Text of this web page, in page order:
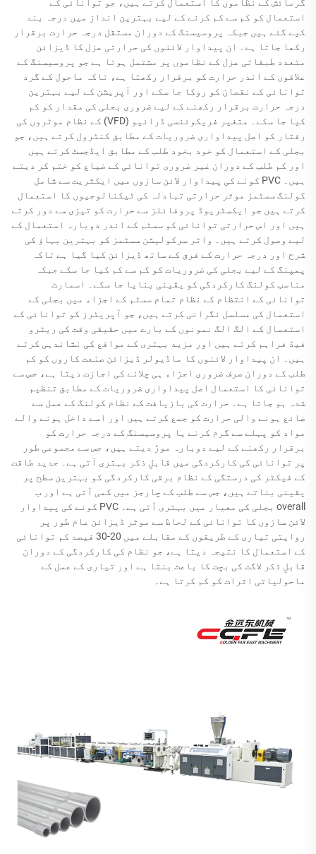
استعمال کو کم سے کم کرنے کے لیے بہترین انداز میں درجہ بند
کیے گئے ہیں جبکہ پروسیسنگ کے دوران مستقل درجہ حرارت برقرار
رکھا جاتا ہے۔ ان پیداوار لائنوں کی حرارتی عزل کا ڈیزائن
متعدد طبقاتی عزل کے نظاموں پر مشتمل ہوتا ہے جو پروسیسنگ کے
علاقوں کے اندر حرارت کو برقرار رکھتا ہے، تاکہ ماحول کے گرد
توانائی کے نقصان کو روکا جا سکے اور آپریشن کے لیے بہترین
درجہ حرارت برقرار رکھنے کے لیے ضروری بجلی کی مقدار کو کم
کیا جا سکے۔ متغیر فریکوئنسی ڈرائیو (VFD) کے نظام موٹروں کی
رفتار کو اصل پیداواری ضروریات کے مطابق کنٹرول کرتے ہیں، جو
بجلی کے استعمال کو خود بخود طلب کے مطابق ایڈجسٹ کرتے ہیں
اور کم طلب کے دوران غیر ضروری توانائی کے ضیاع کو ختم کر دیتے
ہیں۔ PVC کونے کی پیداوار لائن سازوں میں ایکثریت سے شامل
کولنگ سسٹمز موثر حرارتی تبادلہ کی ٹیکنالوجیوں کا استعمال
کرتے ہیں جو ایکسٹریوڈ پروفائلز سے حرارت کو تیزی سے دور کرتے
ہیں اور اس حرارتی توانائی کو سسٹم کے اندر دوبارہ استعمال کے
لیے وصول کرتے ہیں۔ واٹر سرکولیشن سسٹمز کو بہترین بہاؤ کی
شرح اور درجہ حرارت کے فرق کے ساتھ ڈیزائن کیا گیا ہے تاکہ
پمپنگ کے لیے بجلی کی ضروریات کو کم سے کم کیا جا سکے جبکہ
مناسب کولنگ کارکردگی کو یقینی بنایا جا سکے۔ اسمارٹ
توانائی کے انتظام کے نظام تمام سسٹم کے اجزاء میں بجلی کے
استعمال کی مسلسل نگرانی کرتے ہیں، جو آپریٹرز کو توانائی کے
استعمال کے الگ الگ نمونوں کے بارے میں حقیقی وقت کی ریٹرو
فیڈ فراہم کرتے ہیں اور مزید بہتری کے مواقع کی نشاندہی کرتے
ہیں۔ ان پیداوار لائنوں کا ماڈیولر ڈیزائن صنعت کاروں کو کم
طلب کے دوران صرف ضروری اجزاء ہی چلانے کی اجازت دیتا ہے، جس سے
توانائی کا استعمال اصل پیداواری ضروریات کے مطابق تنظیم
شدہ ہو جاتا ہے۔ حرارت کی بازیافت کے نظام کولنگ کے عمل سے
ضائع ہونے والی حرارت کو جمع کرتے ہیں اور اسے داخل ہونے والے
مواد کو پہلے سے گرم کرنے یا پروسیسنگ کے درجہ حرارت کو
برقرار رکھنے کے لیے دوبارہ موڑ دیتے ہیں، جس سے مجموعی طور
پر توانائی کی کارکردگی میں قابلِ ذکر بہتری آتی ہے۔ جدید طاقت
کے فیکٹر کی درستگی کے نظام برقی کارکردگی کو بہترین سطح پر
یقینی بناتے ہیں، جس سے طلب کے چارجز میں کمی آتی ہے اور ب
overall بجلی کی معیار میں بہتری آتی ہے۔ PVC کونے کی پیداوار
لائن سازوں کا توانائی کے لحاظ سے موثر ڈیزائن عام طور پر
روایتی تیاری کے طریقوں کے مقابلے میں 20-30 فیصد کم توانائی
کے استعمال کا نتیجہ دیتا ہے، جو نظام کی کارکردگی کے دوران
قابلِ ذکر لاگت کی بچت کا باعث بنتا ہے اور تیاری کے عمل کے
ماحولیاتی اثرات کو کم کرتا ہے۔